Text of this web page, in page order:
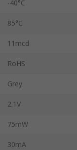
-40°C
85°C
11mcd
RoHS
Grey
2.1V
75mW
30mA